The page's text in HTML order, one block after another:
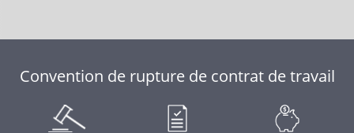
Convention de rupture de contrat de travail